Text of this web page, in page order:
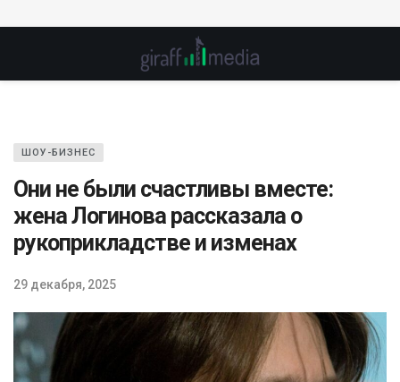
ШОУ-БИЗНЕС
Они не были счастливы вместе:
жена Логинова рассказала о
рукоприкладстве и изменах
29 декабря, 2025